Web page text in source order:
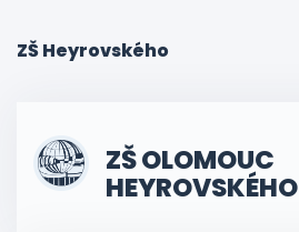
ZŠ Heyrovského
ZŠ OLOMOUC
HEYROVSKÉHO